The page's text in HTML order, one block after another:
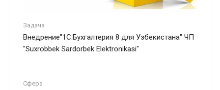
Задача
Внедрение"1С:Бухгалтерия 8 для Узбекистана" ЧП
"Suxrobbek Sardorbek Elektronikasi"
Сфера